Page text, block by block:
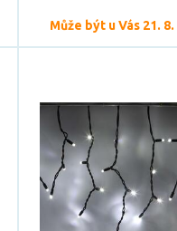
Může být u Vás 21. 8.